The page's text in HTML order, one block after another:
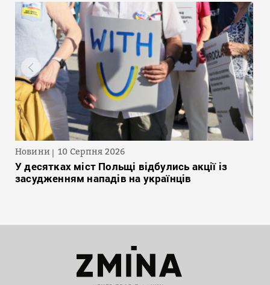
Новини 10 Серпня 2026
У десятках міст Польщі відбулись акції із
засудженням нападів на українців